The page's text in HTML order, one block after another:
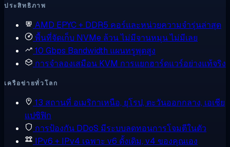
ประสิทธิภาพ
AMD EPYC + DDR5 คอร์และหน่วยความจำรุ่นล่าสุด
พื้นที่จัดเก็บ NVMe ล้วนไม่มีจานหมุน ไม่มีเลย
10 Gbps Bandwidth แผนทรูพุตสูง
การจำลองเสมือน KVM การแยกฮาร์ดแวร์อย่างแท้จริง
เครือข่ายทั่วโลก
13 สถานที่ อเมริกาเหนือ, ยุโรป, ตะวันออกกลาง, เอเชีย
แปซิฟิก
การป้องกัน DDoS มีระบบลดทอนการโจมตีในตัว
IPv6 + IPv4 เฉพาะ v6 ดั้งเดิม, v4 ของคุณเอง